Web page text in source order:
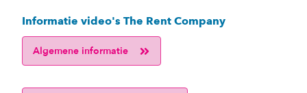
Informatie video's The Rent Company
Algemene informatie